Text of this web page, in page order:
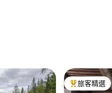
旅客精選榜首
旅客精選